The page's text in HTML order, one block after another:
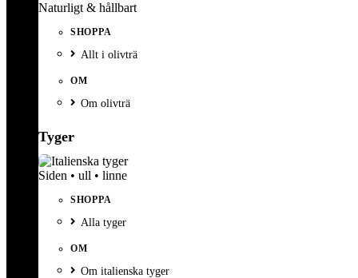
Naturligt & hållbart
SHOPPA
Allt i olivträ
OM
Om olivträ
Tyger
Siden • ull • linne
SHOPPA
Alla tyger
OM
Om italienska tyger